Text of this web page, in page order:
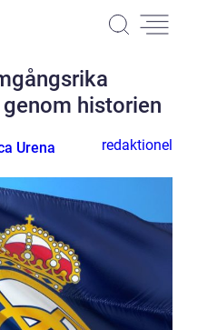
historien
Urena redaktionel